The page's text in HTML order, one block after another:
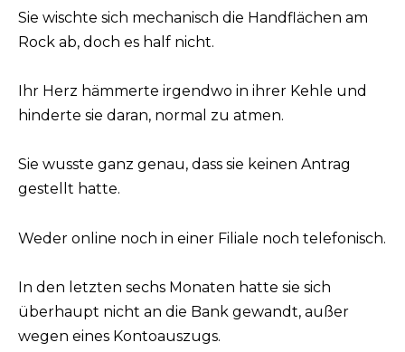
Sie wischte sich mechanisch die Handflächen am
Rock ab, doch es half nicht.
Ihr Herz hämmerte irgendwo in ihrer Kehle und
hinderte sie daran, normal zu atmen.
Sie wusste ganz genau, dass sie keinen Antrag
gestellt hatte.
Weder online noch in einer Filiale noch telefonisch.
In den letzten sechs Monaten hatte sie sich
überhaupt nicht an die Bank gewandt, außer
wegen eines Kontoauszugs.